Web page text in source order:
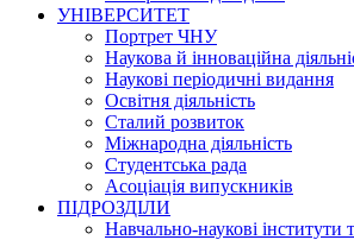
УНІВЕРСИТЕТ
Портрет ЧНУ
Наукова й інноваційна
Наукові періодичні видання
Освітня діяльність
Сталий розвиток
Міжнародна діяльність
Студентська рада
Асоціація випускників
ПІДРОЗДІЛИ
Навчально-наукові інститути